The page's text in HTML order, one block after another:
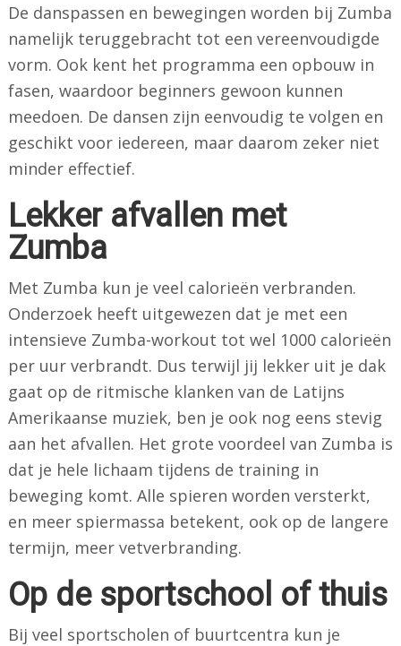
De danspassen en bewegingen worden bij Zumba
namelijk teruggebracht tot een vereenvoudigde
vorm. Ook kent het programma een opbouw in
fasen, waardoor beginners gewoon kunnen
meedoen. De dansen zijn eenvoudig te volgen en
geschikt voor iedereen, maar daarom zeker niet
minder effectief.
Lekker afvallen met
Zumba
Met Zumba kun je veel calorieën verbranden.
Onderzoek heeft uitgewezen dat je met een
intensieve Zumba-workout tot wel 1000 calorieën
per uur verbrandt. Dus terwijl jij lekker uit je dak
gaat op de ritmische klanken van de Latijns
Amerikaanse muziek, ben je ook nog eens stevig
aan het afvallen. Het grote voordeel van Zumba is
dat je hele lichaam tijdens de training in
beweging komt. Alle spieren worden versterkt,
en meer spiermassa betekent, ook op de langere
termijn, meer vetverbranding.
Op de sportschool of thuis
Bij veel sportscholen of buurtcentra kun je